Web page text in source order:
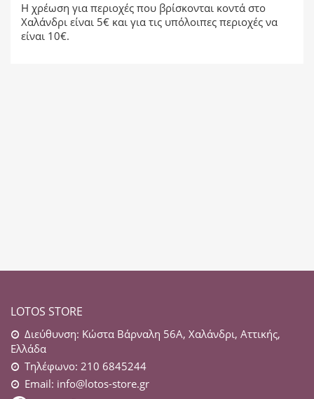
Η χρέωση για περιοχές που βρίσκονται κοντά στο
Χαλάνδρι είναι 5€ και για τις υπόλοιπες περιοχές να
είναι 10€.
LOTOS STORE
Διεύθυνση: Κώστα Βάρναλη 56Α, Χαλάνδρι, Αττικής,
Ελλάδα
Τηλέφωνο: 210 6845244
Email: info@lotos-store.gr